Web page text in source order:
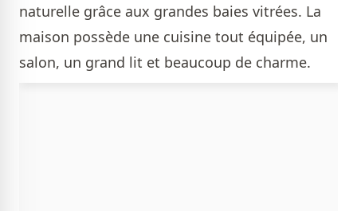
naturelle grâce aux grandes baies vitrées. La
maison possède une cuisine tout équipée, un
salon, un grand lit et beaucoup de charme.